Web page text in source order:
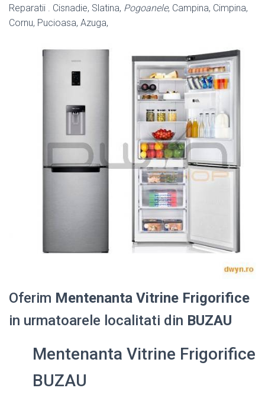
Reparatii . Cisnadie, Slatina, Pogoanele, Campina, Cimpina,
Cornu, Pucioasa, Azuga,
Oferim Mentenanta Vitrine Frigorifice
in urmatoarele localitati din BUZAU
Mentenanta Vitrine Frigorifice
BUZAU